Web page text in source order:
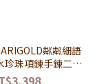
粼粼細語
珍珠項鍊手鍊二入
】-項鍊+手鍊